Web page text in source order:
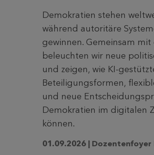
Demokratien stehen
während autoritäre
gewinnen. Gemeinsam mit
beleuchten wir neue
und zeigen, wie KI-
Beteiligungsformen,
und neue
Demokratien im digitalen
können.
01.09.2026 | Dozentenfoyer